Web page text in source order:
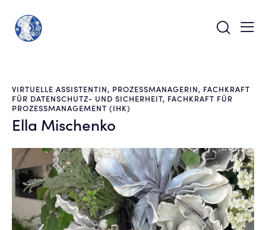
VIRTUELLE ASSISTENTIN, PROZESSMANAGERIN, FACHKRAFT
FÜR DATENSCHUTZ- UND SICHERHEIT, FACHKRAFT FÜR
PROZESSMANAGEMENT (IHK)
Ella Mischenko